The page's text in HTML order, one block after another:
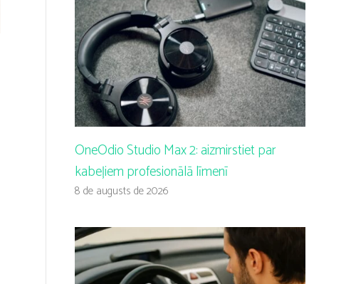
OneOdio Studio Max 2: aizmirstiet par
kabeļiem profesionālā līmenī
8 de augusts de 2026